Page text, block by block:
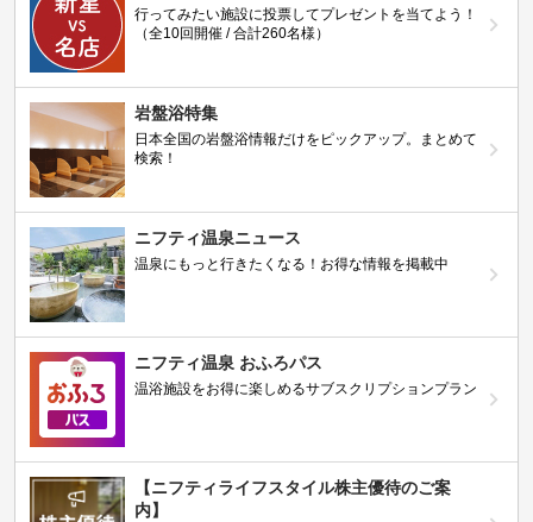
行ってみたい施設に投票してプレゼントを当てよう！
（全10回開催 / 合計260名様）
岩盤浴特集
日本全国の岩盤浴情報だけをピックアップ。まとめて
検索！
ニフティ温泉ニュース
温泉にもっと行きたくなる！お得な情報を掲載中
ニフティ温泉 おふろパス
温浴施設をお得に楽しめるサブスクリプションプラン
【ニフティライフスタイル株主優待のご案
内】